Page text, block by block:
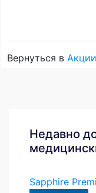
Вернуться в
Недавно
Sapphire